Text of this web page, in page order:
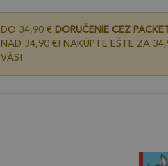
DO 34,90 € DORUČENIE CEZ
NAD 34,90 €! NAKÚPTE EŠTE ZA
VÁS!